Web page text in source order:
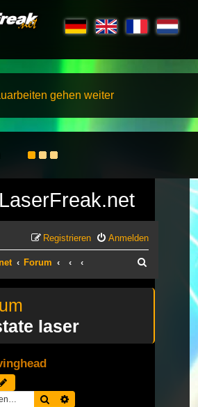
gehen weiter
Anmelden
Registrieren
Forum
laser
Suche